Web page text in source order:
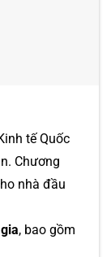
tế Quốc
Chương
nhà đầu
, bao gồm